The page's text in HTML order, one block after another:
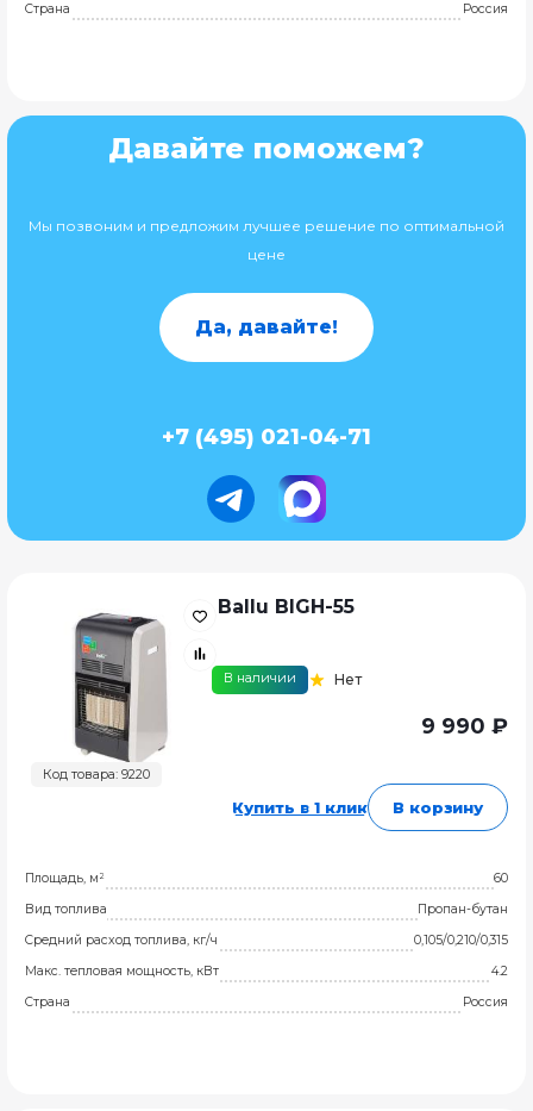
Страна Россия
Давайте поможем?
Мы позвоним и предложим лучшее решение по оптимальной
цене
Да, давайте!
+7 (495) 021-04-71
Код товара: 9220
Ballu BIGH-55
В наличии Нет
9 990 ₽
Купить в 1 клик В корзину
Площадь, м²
60
Вид топлива
Пропан-бутан
Средний расход топлива, кг/ч
0,105/0,210/0,315
Макс. тепловая мощность, кВт
4.2
Страна
Россия